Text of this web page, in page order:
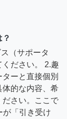
（サポータ
ださい。 2.趣
ーと直接個別
的な内容、希
さい。ここで
が「引き受け